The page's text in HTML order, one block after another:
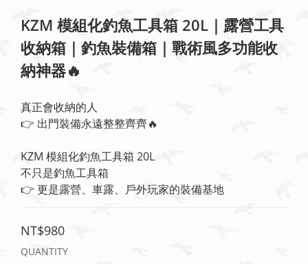
KZM 模組化釣魚工具箱 20L｜露營工具
收納箱｜釣魚裝備箱｜戰術風多功能收
納神器🔥
真正會收納的人
👉 出門裝備永遠整整齊齊🔥
KZM 模組化釣魚工具箱 20L
不只是釣魚工具箱
👉 更是露營、車露、戶外玩家的裝備基地
NT$980
QUANTITY